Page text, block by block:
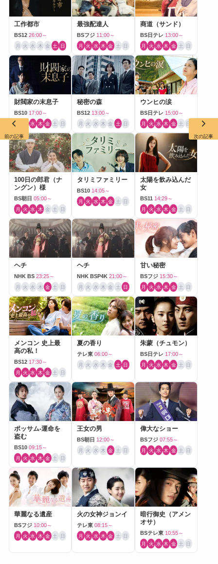
工作都市
BS12 26:00～
月 火 水 木 金 土 日
最強配達人
BSフジ 11:00～
月 火 水 木 金 土 日
商道（サンド）
BS日テレ 13:00～
月 火 水 木 金 土 日
財閥家の末息子
BS10 17:00～
水 木 金 土 日
秘密の森
BS12 13:00～
月 火 水 木 金 土 日
ウンヒの涙
BS日テレ 15:00～
月 火 水 木 金 土 日
100日の郎君（ナ
ングン）様
BS朝日 05:00～
月 火 水 木 金 土 日
タリミファミリー
BS10 14:05～
月 火 水 木 金 土 日
太陽を飲み込んだ
女
BS11 14:29～
月 火 水 木 金 土 日
ヘチ
NHK BS 23:25～
月 火 水 木 金 土 日
ヘチ
NHK BSP4K 21:00～
月 火 水 木 金 土 日
甘い秘密
BSフジ 15:30～
月 火 水 木 金 土 日
メンコン 史上最
高の私！
BS12 17:30～
月 火 水 木 金 土 日
夏の香り
テレ東 06:00～
月 火 水 木 金 土 日
朱蒙（チュモン）
BS日テレ 17:00～
月 火 水 木 金 土 日
ポッサム-運命を
盗む
BS10 09:15～
月 火 水 木 金 土 日
王女の男
BS朝日 12:00～
月 火 水 木 金 土 日
偉大なショー
BSフジ 07:55～
月 火 水 木 金 土 日
華麗なる遺産
BSフジ 10:00～
月 火 水 木 金 土 日
火の女神ジョンイ
テレ東 08:15～
月 火 水 木 金 土 日
暗行御史（アメン
オサ）
BSテレ東 10:55～
月 火 水 木 金 土 日
前の記事 次の記事